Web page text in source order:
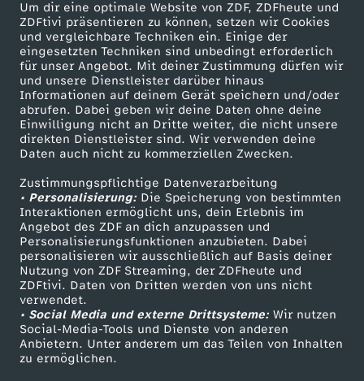
Um dir eine optimale Website von ZDF, ZDFheute und
ZDFtivi präsentieren zu können, setzen wir Cookies
und vergleichbare Techniken ein. Einige der
eingesetzten Techniken sind unbedingt erforderlich
für unser Angebot. Mit deiner Zustimmung dürfen wir
und unsere Dienstleister darüber hinaus
Informationen auf deinem Gerät speichern und/oder
abrufen. Dabei geben wir deine Daten ohne deine
Einwilligung nicht an Dritte weiter, die nicht unsere
direkten Dienstleister sind. Wir verwenden deine
Daten auch nicht zu kommerziellen Zwecken.
Zustimmungspflichtige Datenverarbeitung
• Personalisierung:Die Speicherung von bestimmten
Interaktionen ermöglicht uns, dein Erlebnis im
Angebot des ZDF an dich anzupassen und
Personalisierungsfunktionen anzubieten. Dabei
personalisieren wir ausschließlich auf Basis deiner
Nutzung von ZDF Streaming, der ZDFheute und
ZDFtivi. Daten von Dritten werden von uns nicht
verwendet.
• Social Media und externe Drittsysteme:Wir nutzen
Social-Media-Tools und Dienste von anderen
Anbietern. Unter anderem um das Teilen von Inhalten
zu ermöglichen.
e
y
:
M
ä
n
n
e
r
,
Mehr ZDF
ZDF-Apps
Smart TV
ZDFtext
Livestreams
Sendungen A-Z
TV-Programm
Service
ZDFmitreden
Kontakt zum ZDF
Tickets
Zuschauerservice
Hilfe
ZDF Unternehmen
Karriere